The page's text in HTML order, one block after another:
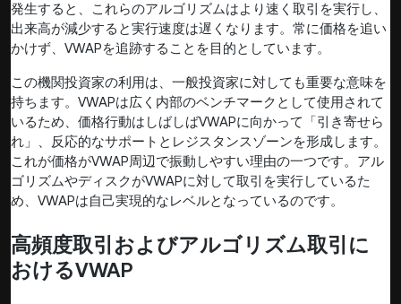
発生すると、これらのアルゴリズムはより速く取引を実行し、
出来高が減少すると実行速度は遅くなります。常に価格を追い
かけず、VWAPを追跡することを目的としています。
この機関投資家の利用は、一般投資家に対しても重要な意味を
持ちます。VWAPは広く内部のベンチマークとして使用されて
いるため、価格行動はしばしばVWAPに向かって「引き寄せら
れ」、反応的なサポートとレジスタンスゾーンを形成します。
これが価格がVWAP周辺で振動しやすい理由の一つです。アル
ゴリズムやディスクがVWAPに対して取引を実行しているた
め、VWAPは自己実現的なレベルとなっているのです。
高頻度取引およびアルゴリズム取引に
おけるVWAP